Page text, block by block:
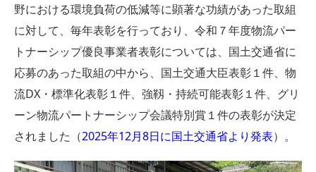
野における環境負荷の低減等に顕著な功績があった取組
に対して、毎年表彰を行っており、令和７年度物流パー
トナーシップ優良事業者表彰については、国土交通省に
応募のあった取組の中から、国土交通大臣表彰１件、物
流DX・標準化表彰１件、強靱・持続可能表彰１件、グリ
ーン物流パートナーシップ会議特別賞１件の表彰が決定
されました（2025年12月8日に国土交通省より発表）。